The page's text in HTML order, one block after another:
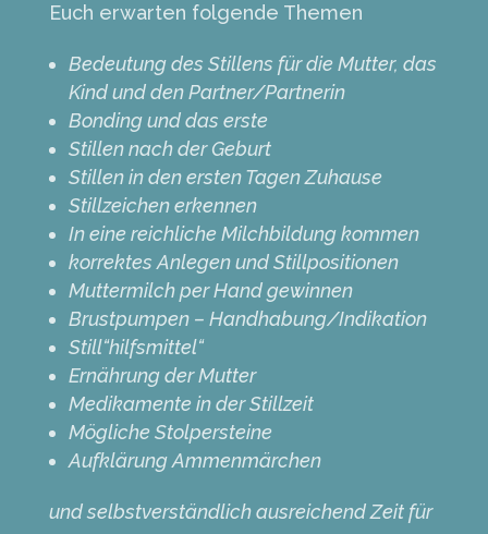
Euch erwarten folgende Themen
Bedeutung des Stillens für die Mutter, das
Kind und den Partner/Partnerin
Bonding und das erste
Stillen nach der Geburt
Stillen in den ersten Tagen Zuhause
Stillzeichen erkennen
In eine reichliche Milchbildung kommen
korrektes Anlegen und Stillpositionen
Muttermilch per Hand gewinnen
Brustpumpen – Handhabung/Indikation
Still“hilfsmittel“
Ernährung der Mutter
Medikamente in der Stillzeit
Mögliche Stolpersteine
Aufklärung Ammenmärchen
und selbstverständlich ausreichend Zeit für